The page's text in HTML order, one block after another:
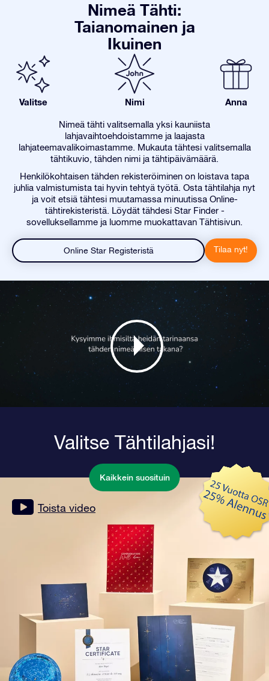
Nimeä Tähti:
Taianomainen ja
Ikuinen
Valitse Nimi Anna
Nimeä tähti valitsemalla yksi kauniista
lahjavaihtoehdoistamme ja laajasta
lahjateemavalikoimastamme. Mukauta tähtesi valitsemalla
tähtikuvio, tähden nimi ja tähtipäivämäärä.
Henkilökohtaisen tähden rekisteröiminen on loistava tapa
juhlia valmistumista tai hyvin tehtyä työtä. Osta tähtilahja nyt
ja voit etsiä tähtesi muutamassa minuutissa Online-
tähtirekisteristä. Löydät tähdesi Star Finder -
sovelluksellamme ja luomme muokattavan Tähtisivun.
Online Star Registeristä Tilaa nyt!
Valitse Tähtilahjasi!
Kaikkein suosituin
Toista video